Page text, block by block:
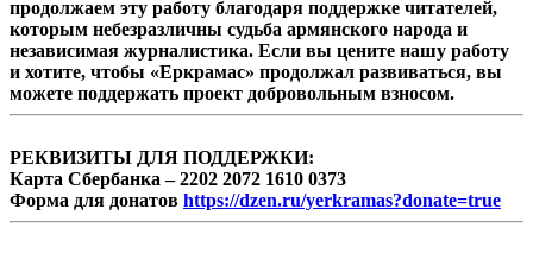
продолжаем эту работу благодаря поддержке читателей,
которым небезразличны судьба армянского народа и
независимая журналистика. Если вы цените нашу работу
и хотите, чтобы «Еркрамас» продолжал развиваться, вы
можете поддержать проект добровольным взносом.
РЕКВИЗИТЫ ДЛЯ ПОДДЕРЖКИ:
Карта Сбербанка – 2202 2072 1610 0373
Форма для донатов https://dzen.ru/yerkramas?donate=true